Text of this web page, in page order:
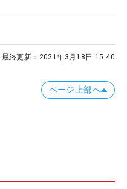
終更新： 2021年3月18日 15:40
ページ上部へ